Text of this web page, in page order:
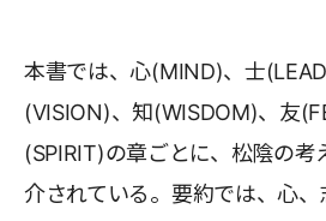
本書では、心(MIND)、士
(VISION)、知(WISDOM)、友
(SPIRIT)の章ごとに、松陰の考
介されている。要約では、心